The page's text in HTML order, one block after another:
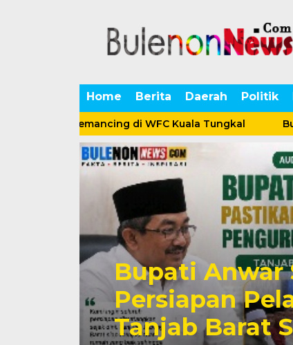
Home Berita Daerah Politik
Pemancing di WFC Kuala Tungkal Bupati
Bupati Anwar
Persiapan
Tanjab Barat